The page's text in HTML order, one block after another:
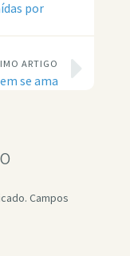
por
ARTIGO
se ama
Campos